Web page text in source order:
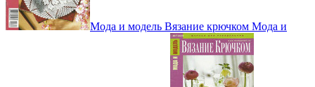
Мода и модель Вязание крючком Мода и